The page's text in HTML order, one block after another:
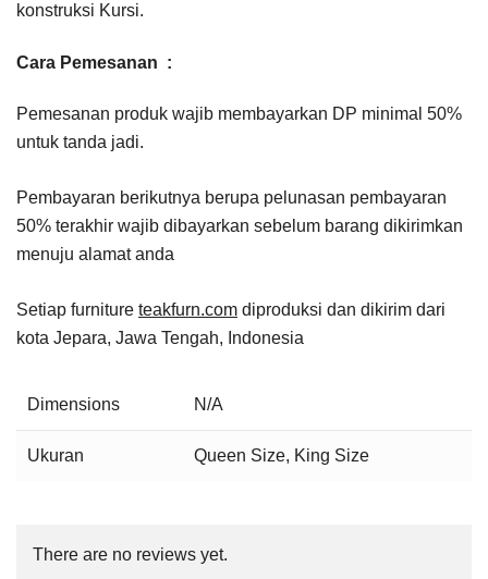
konstruksi Kursi.
Cara Pemesanan :
Pemesanan produk wajib membayarkan DP minimal 50%
untuk tanda jadi.
Pembayaran berikutnya berupa pelunasan pembayaran
50% terakhir wajib dibayarkan sebelum barang dikirimkan
menuju alamat anda
Setiap furniture teakfurn.com diproduksi dan dikirim dari
kota Jepara, Jawa Tengah, Indonesia
Dimensions N/A
Ukuran Queen Size, King Size
There are no reviews yet.